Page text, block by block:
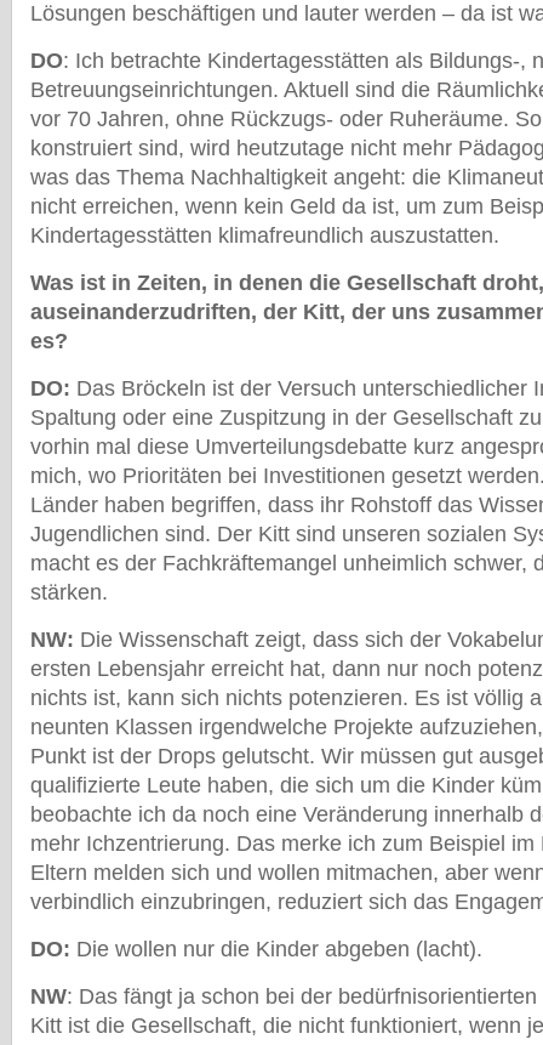
Lösungen beschäftigen und lauter werden – da ist
DO: Ich betrachte Kindertagesstätten als Bildungs-,
Betreuungseinrichtungen. Aktuell sind die
vor 70 Jahren, ohne Rückzugs- oder Ruheräume.
konstruiert sind, wird heutzutage nicht mehr
was das Thema Nachhaltigkeit angeht: die
nicht erreichen, wenn kein Geld da ist, um zum
Kindertagesstätten klimafreundlich auszustatten.
Was ist in Zeiten, in denen die Gesellschaft droht,
auseinanderzudriften, der Kitt, der uns
es?
DO: Das Bröckeln ist der Versuch unterschiedlicher
Spaltung oder eine Zuspitzung in der Gesellschaft
vorhin mal diese Umverteilungsdebatte kurz
mich, wo Prioritäten bei Investitionen gesetzt
Länder haben begriffen, dass ihr Rohstoff das
Jugendlichen sind. Der Kitt sind unseren sozialen
macht es der Fachkräftemangel unheimlich schwer,
stärken.
NW: Die Wissenschaft zeigt, dass sich der
ersten Lebensjahr erreicht hat, dann nur noch
nichts ist, kann sich nichts potenzieren. Es ist völlig
neunten Klassen irgendwelche Projekte
Punkt ist der Drops gelutscht. Wir müssen gut
qualifizierte Leute haben, die sich um die Kinder
beobachte ich da noch eine Veränderung innerhalb
mehr Ichzentrierung. Das merke ich zum Beispiel
Eltern melden sich und wollen mitmachen, aber
verbindlich einzubringen, reduziert sich das
DO: Die wollen nur die Kinder abgeben (lacht).
NW: Das fängt ja schon bei der
Kitt ist die Gesellschaft, die nicht funktioniert, wenn